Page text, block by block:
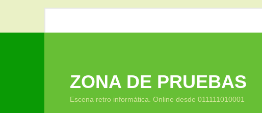
ZONA DE PRUEBAS
Escena retro informática. Online desde 011111010001